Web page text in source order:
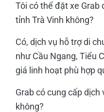
Tôi có thể đặt xe Grab
tỉnh Trà Vinh không?
Có, dịch vụ hỗ trợ di
như Cầu Ngang, Tiểu
giá linh hoạt phù hợp
Grab có cung cấp
không?